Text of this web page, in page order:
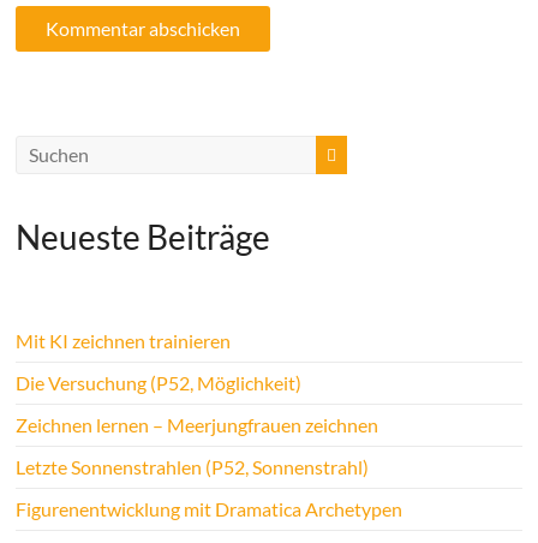
Neueste Beiträge
Mit KI zeichnen trainieren
Die Versuchung (P52, Möglichkeit)
Zeichnen lernen – Meerjungfrauen zeichnen
Letzte Sonnenstrahlen (P52, Sonnenstrahl)
Figurenentwicklung mit Dramatica Archetypen